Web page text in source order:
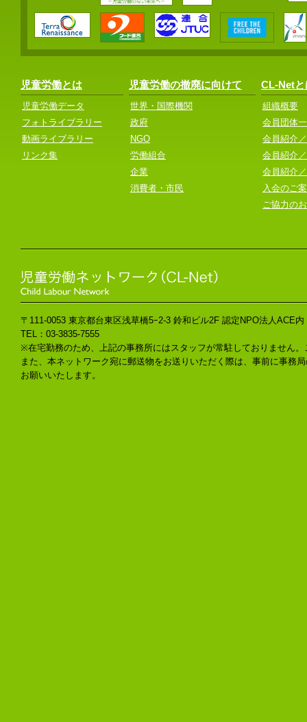
児童労働とは
児童労働データ
フォトライブラリー
動画ライブラリー
リンク集
児童労働の撤廃に向けて
世界・国際機関
政府
NGO
労働組合
企業
消費者・市民
CL-Netと
組織概要
会員団体
会員紹介
会員紹介
会員紹介
入会のご
ご協力の
〒111-0053 東京都台東区浅草橋5ｰ2-3 鈴和ビル2F 認定NPO法人ACE内
TEL：03-3835-7555
※在宅勤務のため、上記の事務所にはスタッフが常駐しておりません
また、本ネットワーク宛に郵送物をお送りいただく際は、事前に事務
お願いいたします。